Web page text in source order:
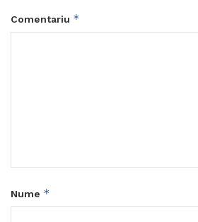
Comentariu *
Nume *